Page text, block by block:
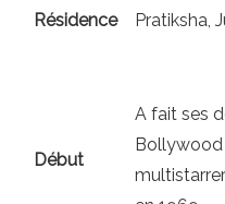
Résidence Pratiksha,
Début
A fait ses